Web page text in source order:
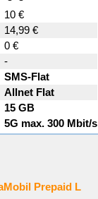
10 €
14,99 €
0 €
-
SMS-Flat
Allnet Flat
15 GB
5G max. 300 Mbit/s
Prepaid L